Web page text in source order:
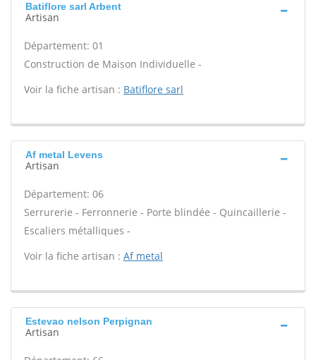
Batiflore sarl Arbent
Artisan
Département: 01
Construction de Maison Individuelle -
Voir la fiche artisan : Batiflore sarl
Af metal Levens
Artisan
Département: 06
Serrurerie - Ferronnerie - Porte blindée - Quincaillerie -
Escaliers métalliques -
Voir la fiche artisan : Af metal
Estevao nelson Perpignan
Artisan